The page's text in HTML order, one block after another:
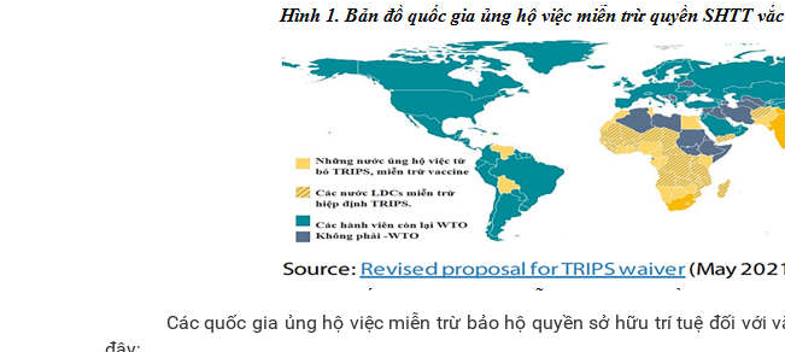
Các quốc gia ủng hộ việc miễn trừ bảo hộ quyền sở hữu trí tuệ đối với